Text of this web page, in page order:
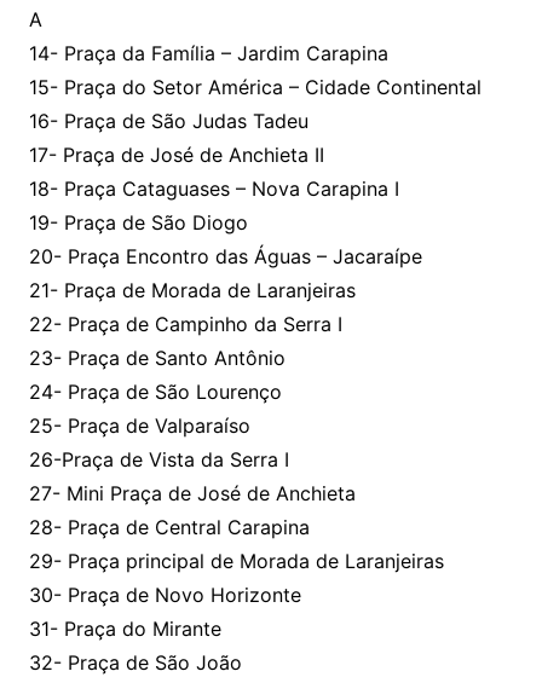
A
14- Praça da Família – Jardim Carapina
15- Praça do Setor América – Cidade Continental
16- Praça de São Judas Tadeu
17- Praça de José de Anchieta II
18- Praça Cataguases – Nova Carapina I
19- Praça de São Diogo
20- Praça Encontro das Águas – Jacaraípe
21- Praça de Morada de Laranjeiras
22- Praça de Campinho da Serra I
23- Praça de Santo Antônio
24- Praça de São Lourenço
25- Praça de Valparaíso
26-Praça de Vista da Serra I
27- Mini Praça de José de Anchieta
28- Praça de Central Carapina
29- Praça principal de Morada de Laranjeiras
30- Praça de Novo Horizonte
31- Praça do Mirante
32- Praça de São João